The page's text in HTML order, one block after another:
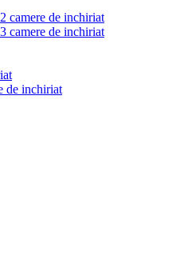
camere de inchiriat
camere de inchiriat
de inchiriat